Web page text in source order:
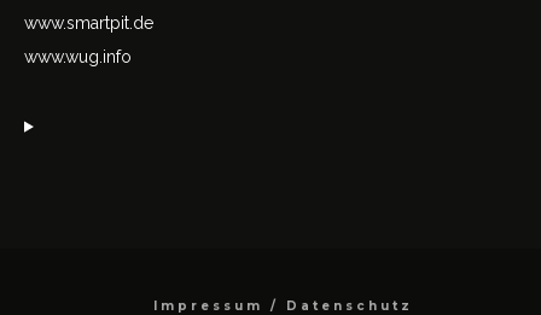
www.smartpit.de
www.wug.info
Impressum / Datenschutz